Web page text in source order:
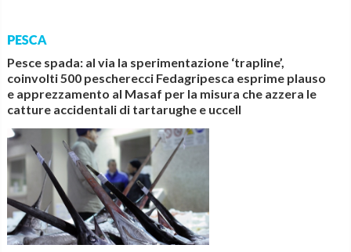
PESCA
Pesce spada: al via la sperimentazione ‘trapline’,
coinvolti 500 pescherecci Fedagripesca esprime plauso
e apprezzamento al Masaf per la misura che azzera le
catture accidentali di tartarughe e uccell